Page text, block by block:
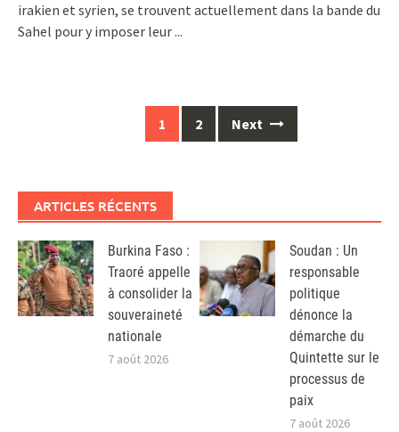
irakien et syrien, se trouvent actuellement dans la bande du
Sahel pour y imposer leur...
1 2 Next
ARTICLES RÉCENTS
Burkina Faso :
Traoré appelle
à consolider la
souveraineté
nationale
7 août 2026
Soudan : Un
responsable
politique
dénonce la
démarche du
Quintette sur le
processus de
paix
7 août 2026